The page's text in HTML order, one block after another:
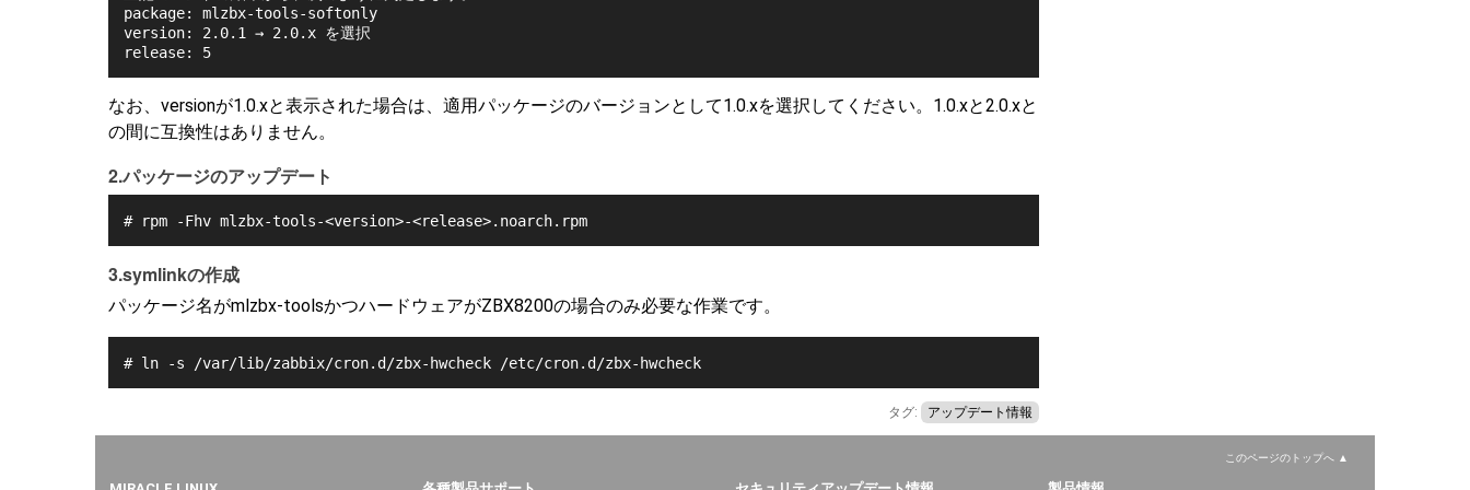
package: mlzbx-tools-softonly
version: 2.0.1 → 2.0.x を選択
release: 5
なお、versionが1.0.xと表示された場合は、適用パッケージのバージョンとして1.0.xを選択してください。1.0.xと2.0.xと
の間に互換性はありません。
2.パッケージのアップデート
# rpm -Fhv mlzbx-tools-<version>-<release>.noarch.rpm
3.symlinkの作成
パッケージ名がmlzbx-toolsかつハードウェアがZBX8200の場合のみ必要な作業です。
# ln -s /var/lib/zabbix/cron.d/zbx-hwcheck /etc/cron.d/zbx-hwcheck
タグ: アップデート情報
このページのトップへ